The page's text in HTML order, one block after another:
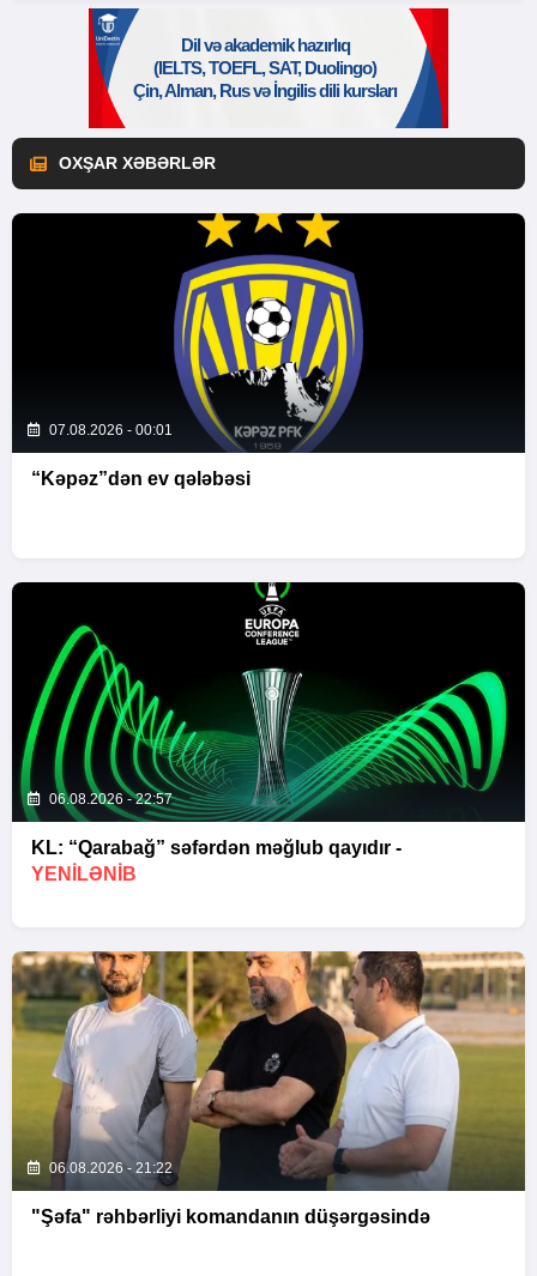
OXŞAR XƏBƏRLƏR
07.08.2026 - 00:01
“Kəpəz”dən ev qələbəsi
06.08.2026 - 22:57
KL: “Qarabağ” səfərdən məğlub qayıdır -
YENİLƏNİB
06.08.2026 - 21:22
"Şəfa" rəhbərliyi komandanın düşərgəsində